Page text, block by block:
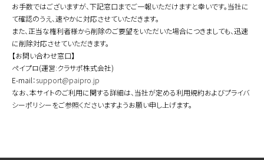
お手数ではございますが、下記窓口までご一報いただけますと幸いです。当社に
て確認のうえ、速やかに対応させていただきます。
また、正当な権利者様から削除のご要望をいただいた場合につきましても、迅速
に削除対応させていただきます。
【お問い合わせ窓口】
ペイプロ(運営:クラサポ株式会社)
E-mail：support@paipro.jp
なお、本サイトのご利用に関する詳細は、当社が定める利用規約およびプライバ
シーポリシーをご参照くださいますようお願い申し上げます。